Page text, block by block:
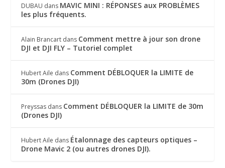
DUBAU dans MAVIC MINI : RÉPONSES aux PROBLÈMES
les plus fréquents.
Alain Brancart dans Comment mettre à jour son drone
DJI et DJI FLY – Tutoriel complet
Hubert Aile dans Comment DÉBLOQUER la LIMITE de
30m (Drones DJI)
Preyssas dans Comment DÉBLOQUER la LIMITE de 30m
(Drones DJI)
Hubert Aile dans Étalonnage des capteurs optiques –
Drone Mavic 2 (ou autres drones DJI).